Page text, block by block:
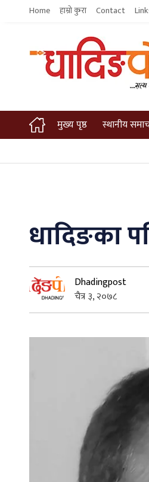
Home हाम्रो कुरा Contact
मुख्य पृष्ठ स्थानीय
धादिङका
Dhadingpost
चैत्र ३, २०७८